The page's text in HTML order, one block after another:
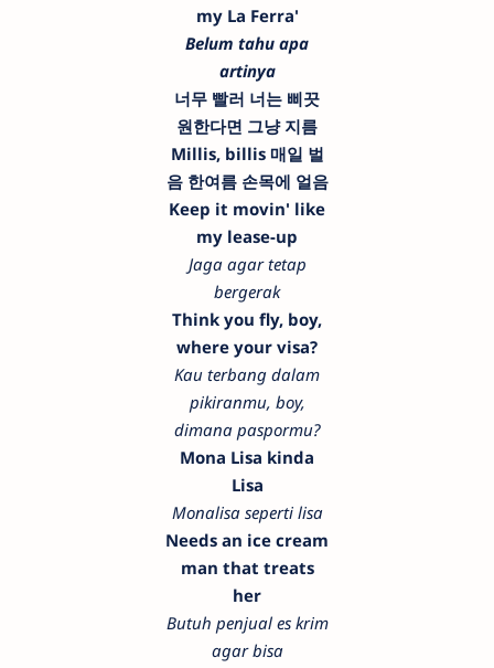
my La Ferra'
Belum tahu apa
artinya
너무 빨러 너는 삐끗
원한다면 그냥 지름
Millis, billis 매일 벌
음 한여름 손목에 얼음
Keep it movin' like
my lease-up
Jaga agar tetap
bergerak
Think you fly, boy,
where your visa?
Kau terbang dalam
pikiranmu, boy,
dimana paspormu?
Mona Lisa kinda
Lisa
Monalisa seperti lisa
Needs an ice cream
man that treats
her
Butuh penjual es krim
agar bisa